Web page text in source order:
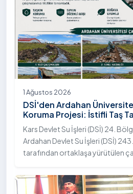
1 Ağustos 2026
DSİ'den Ardahan
Koruma Projesi: İstifli Taş
Çalışmaları Tamamlandı
Kars Devlet Su İşleri (DSİ) 24.
Ardahan Devlet Su İşleri (DSİ)
tarafından ortaklaşa yürütülen
"İstifli Taş Tahkimatı" projesi